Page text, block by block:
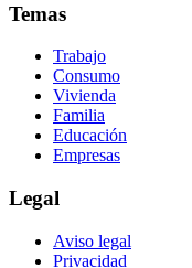
Temas
Trabajo
Consumo
Vivienda
Familia
Educación
Empresas
Legal
Aviso legal
Privacidad